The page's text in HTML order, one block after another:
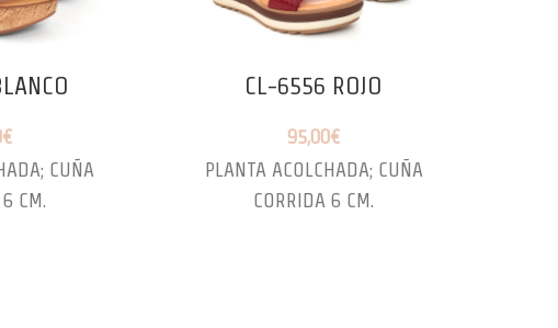
€
CUÑA
CM.
CL-6556 ROJO
95,00€
PLANTA ACOLCHADA; CUÑA
CORRIDA 6 CM.